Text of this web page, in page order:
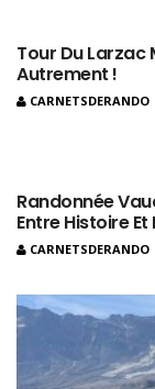
Tour Du Larzac
Autrement !
CARNETSDERANDO
Randonnée
Entre Histoire
CARNETSDERANDO